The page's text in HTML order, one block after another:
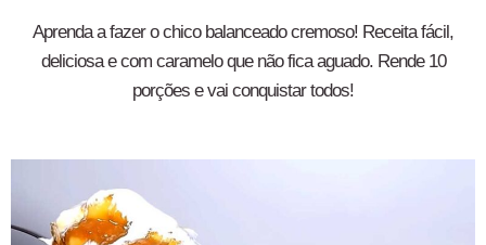
Aprenda a fazer o chico balanceado cremoso! Receita fácil,
deliciosa e com caramelo que não fica aguado. Rende 10
porções e vai conquistar todos!